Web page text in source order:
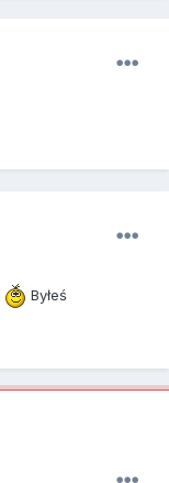
Byłeś